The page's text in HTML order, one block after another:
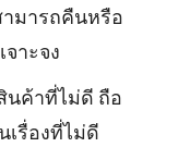
มารถคืนหรือ
าะจง
นค้าที่ไม่ดี ถือ
เรื่องที่ไม่ดี